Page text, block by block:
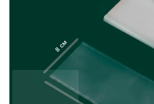
8 см